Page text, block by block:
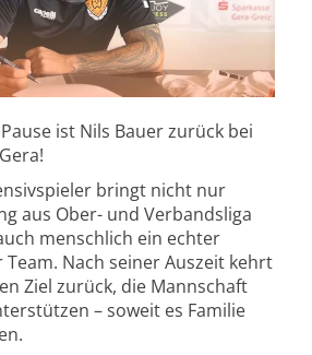
ist Nils Bauer zurück bei
bringt nicht nur
aus Ober- und Verbandsliga
menschlich ein echter
Nach seiner Auszeit kehrt
Ziel zurück, die Mannschaft
– soweit es Familie